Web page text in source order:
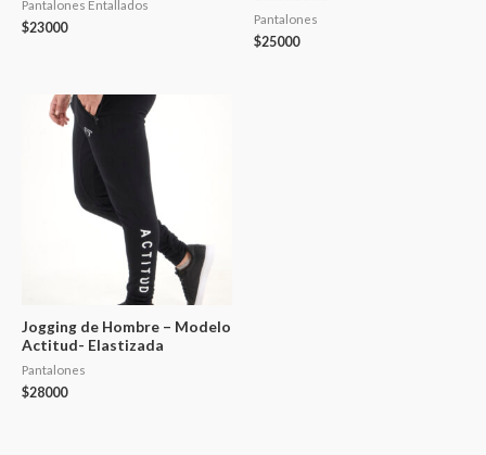
Pantalones Entallados
$23000
Pantalones
$25000
Jogging de Hombre – Modelo
Actitud- Elastizada
Pantalones
$28000